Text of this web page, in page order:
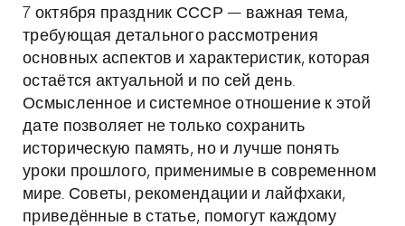
7 октября праздник СССР — важная тема,
требующая детального рассмотрения
основных аспектов и характеристик, которая
остаётся актуальной и по сей день.
Осмысленное и системное отношение к этой
дате позволяет не только сохранить
историческую память, но и лучше понять
уроки прошлого, применимые в современном
мире. Советы, рекомендации и лайфхаки,
приведённые в статье, помогут каждому